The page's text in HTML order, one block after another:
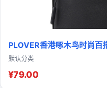
PLOVER香港啄木鸟时尚
默认分类
¥79.00